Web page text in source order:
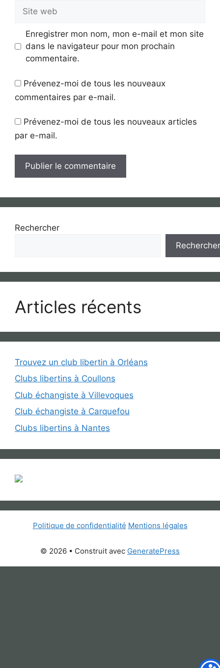
Site
web
Enregistrer mon nom, mon e-mail et mon site
dans le navigateur pour mon prochain
commentaire.
Prévenez-moi de tous les nouveaux
commentaires par e-mail.
Prévenez-moi de tous les nouveaux articles
par e-mail.
Rechercher
Rechercher
Articles récents
Trouvez un club libertin à Orléans
Clubs libertins à Coullons
Club échangiste à Villevoques
Club échangiste à Carquefou
Clubs libertins à Nantes
Politique de confidentialité Mentions légales
© 2026 • Construit avec GeneratePress